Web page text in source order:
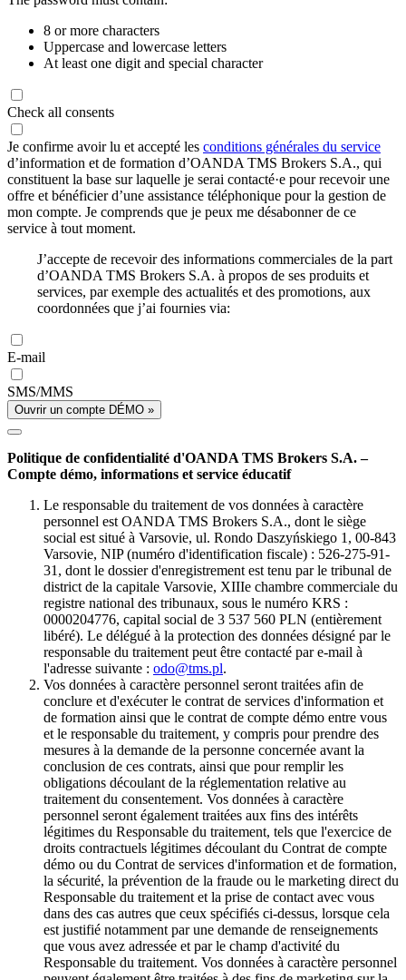
8 or more characters
Uppercase and lowercase letters
At least one digit and special character
Check all consents
Je confirme avoir lu et accepté les conditions générales du service
d’information et de formation d’OANDA TMS Brokers S.A., qui
constituent la base sur laquelle je serai contacté·e pour recevoir une
offre et bénéficier d’une assistance téléphonique pour la gestion de
mon compte. Je comprends que je peux me désabonner de ce
service à tout moment.
J’accepte de recevoir des informations commerciales de la part
d’OANDA TMS Brokers S.A. à propos de ses produits et
services, par exemple des actualités et des promotions, aux
coordonnées que j’ai fournies via:
E-mail
SMS/MMS
Ouvrir un compte DÉMO »
Politique de confidentialité d'OANDA TMS Brokers S.A. –
Compte démo, informations et service éducatif
Le responsable du traitement de vos données à caractère
personnel est OANDA TMS Brokers S.A., dont le siège
social est situé à Varsovie, ul. Rondo Daszyńskiego 1, 00-843
Varsovie, NIP (numéro d'identification fiscale) : 526-275-91-
31, dont le dossier d'enregistrement est tenu par le tribunal de
district de la capitale Varsovie, XIIIe chambre commerciale du
registre national des tribunaux, sous le numéro KRS :
0000204776, capital social de 3 537 560 PLN (entièrement
libéré). Le délégué à la protection des données désigné par le
responsable du traitement peut être contacté par e-mail à
l'adresse suivante : odo@tms.pl.
Vos données à caractère personnel seront traitées afin de
conclure et d'exécuter le contrat de services d'information et
de formation ainsi que le contrat de compte démo entre vous
et le responsable du traitement, y compris pour prendre des
mesures à la demande de la personne concernée avant la
conclusion de ces contrats, ainsi que pour remplir les
obligations découlant de la réglementation relative au
traitement du consentement. Vos données à caractère
personnel seront également traitées aux fins des intérêts
légitimes du Responsable du traitement, tels que l'exercice de
droits contractuels légitimes découlant du Contrat de compte
démo ou du Contrat de services d'information et de formation,
la sécurité, la prévention de la fraude ou le marketing direct du
Responsable du traitement et la prise de contact avec vous
dans des cas autres que ceux spécifiés ci-dessus, lorsque cela
est justifié notamment par une demande de renseignements
que vous avez adressée et par le champ d'activité du
Responsable du traitement. Vos données à caractère personnel